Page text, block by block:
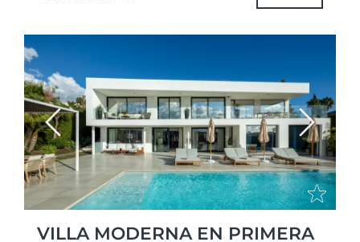
Previous Next
VILLA MODERNA EN PRIMERA